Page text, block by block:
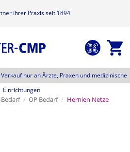
Ihrer Praxis seit 1894
nur an Ärzte, Praxen und medizinische
Einrichtungen
/ OP Bedarf / Hernien Netze